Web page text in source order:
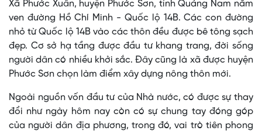
Xã Phước Xuân, huyện Phước Sơn, tỉnh Quảng Nam nằm
ven đường Hồ Chí Minh - Quốc lộ 14B. Các con đường
nhỏ từ Quốc lộ 14B vào các thôn đều được bê tông sạch
đẹp. Cơ sở hạ tầng được đầu tư khang trang, đời sống
người dân có nhiều khởi sắc. Đây cũng là xã được huyện
Phước Sơn chọn làm điểm xây dựng nông thôn mới.
Ngoài nguồn vốn đầu tư của Nhà nước, có được sự thay
đổi như ngày hôm nay còn có sự chung tay đóng góp
của người dân địa phương, trong đó, vai trò tiên phong